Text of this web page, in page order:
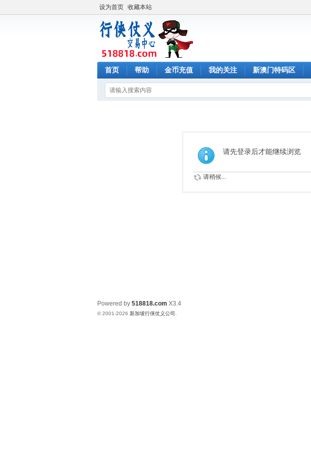
设为首页 收藏本站
首页 帮助 金币充值 我的关注 新澳门特码区
请先登录后才能继续浏览
请稍候...
Powered by 518818.com X3.4
© 2001-2026 新加坡行侠仗义公司